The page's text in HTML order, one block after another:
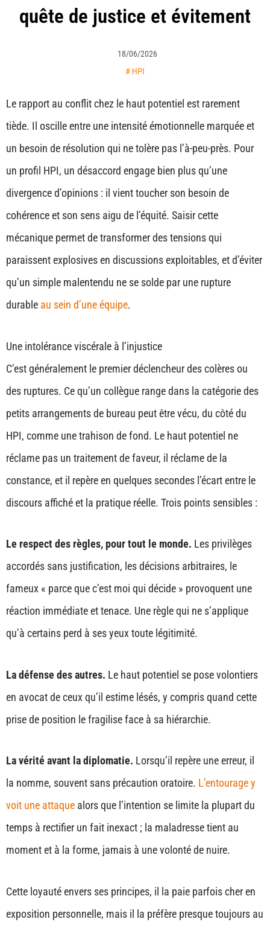
quête de justice et évitement
18/06/2026
# HPI
Le rapport au conflit chez le haut potentiel est rarement
tiède. Il oscille entre une intensité émotionnelle marquée et
un besoin de résolution qui ne tolère pas l’à-peu-près. Pour
un profil HPI, un désaccord engage bien plus qu’une
divergence d’opinions : il vient toucher son besoin de
cohérence et son sens aigu de l’équité. Saisir cette
mécanique permet de transformer des tensions qui
paraissent explosives en discussions exploitables, et d’éviter
qu’un simple malentendu ne se solde par une rupture
durable au sein d’une équipe.
Une intolérance viscérale à l’injustice
C’est généralement le premier déclencheur des colères ou
des ruptures. Ce qu’un collègue range dans la catégorie des
petits arrangements de bureau peut être vécu, du côté du
HPI, comme une trahison de fond. Le haut potentiel ne
réclame pas un traitement de faveur, il réclame de la
constance, et il repère en quelques secondes l’écart entre le
discours affiché et la pratique réelle. Trois points sensibles :
Le respect des règles, pour tout le monde. Les privilèges
accordés sans justification, les décisions arbitraires, le
fameux « parce que c’est moi qui décide » provoquent une
réaction immédiate et tenace. Une règle qui ne s’applique
qu’à certains perd à ses yeux toute légitimité.
La défense des autres. Le haut potentiel se pose volontiers
en avocat de ceux qu’il estime lésés, y compris quand cette
prise de position le fragilise face à sa hiérarchie.
La vérité avant la diplomatie. Lorsqu’il repère une erreur, il
la nomme, souvent sans précaution oratoire. L’entourage y
voit une attaque alors que l’intention se limite la plupart du
temps à rectifier un fait inexact ; la maladresse tient au
moment et à la forme, jamais à une volonté de nuire.
Cette loyauté envers ses principes, il la paie parfois cher en
exposition personnelle, mais il la préfère presque toujours au